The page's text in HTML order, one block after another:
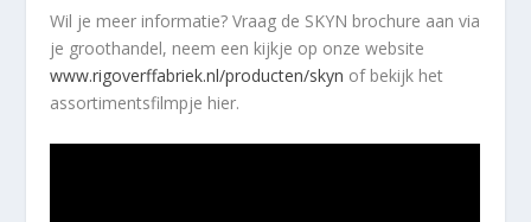
Wil je meer informatie? Vraag de SKYN brochure aan via
je groothandel, neem een kijkje op onze website
www.rigoverffabriek.nl/producten/skyn of bekijk het
assortimentsfilmpje hier.